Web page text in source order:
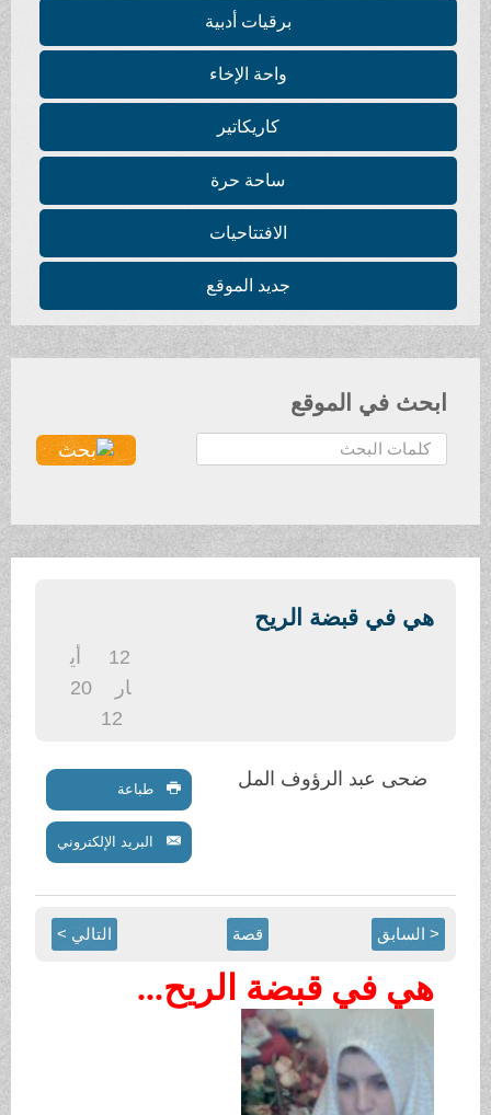
برقيات أدبية
واحة الإخاء
كاريكاتير
ساحة حرة
الافتتاحيات
جديد الموقع
ابحث في الموقع
ح
ث
هي في قبضة الريح
20
ضحى عبد الرؤوف المل طباعة
البريد الإلكتروني
< السابق قصة التالي >
هي في قبضة الريح...